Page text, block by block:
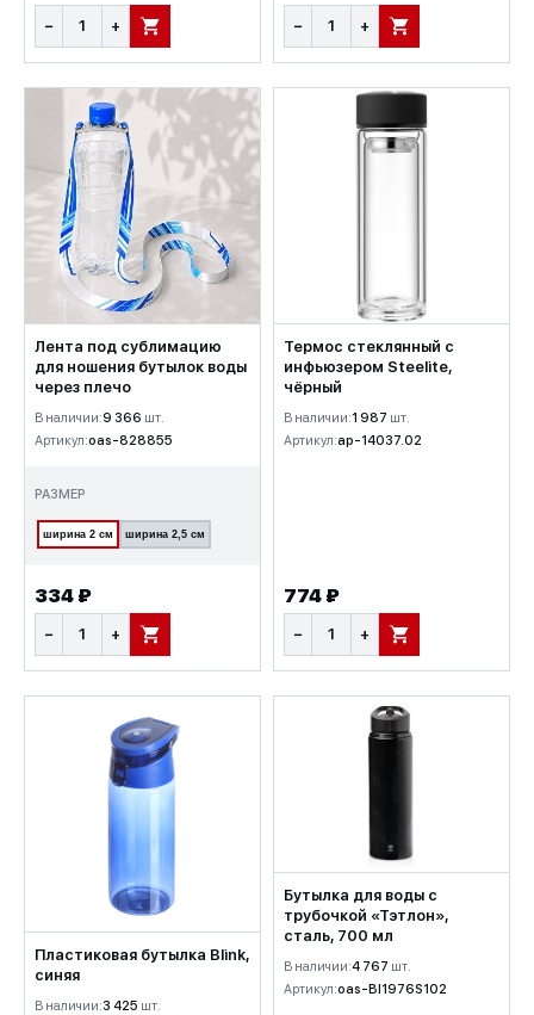
− + В КОРЗИНУ − + В КОРЗИНУ
Лента под сублимацию
для ношения бутылок воды
через плечо
В наличии:9 366 шт.
Артикул:oas-828855
РАЗМЕР
ширина 2 см ширина 2,5 см
334 ₽
− + В КОРЗИНУ
Термос стеклянный с
инфьюзером Steelite,
чёрный
В наличии:1 987 шт.
Артикул:ap-14037.02
774 ₽
− + В КОРЗИНУ
Пластиковая бутылка Blink,
синяя
В наличии:3 425 шт.
Бутылка для воды с
трубочкой «Тэтлон»,
сталь, 700 мл
В наличии:4 767 шт.
Артикул:oas-BI1976S102